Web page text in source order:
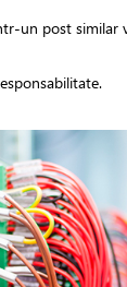
un post similar